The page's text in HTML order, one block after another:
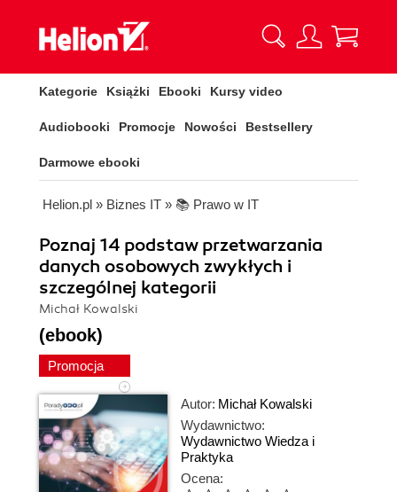
Kategorie Książki Ebooki Kursy video
Audiobooki Promocje Nowości Bestsellery
Darmowe ebooki
Helion.pl » Biznes IT » 📚 Prawo w IT
Poznaj 14 podstaw przetwarzania
danych osobowych zwykłych i
szczególnej kategorii
Michał Kowalski
(ebook)
Promocja
Autor: Michał Kowalski
Wydawnictwo:
Wydawnictwo Wiedza i
Praktyka
Ocena: